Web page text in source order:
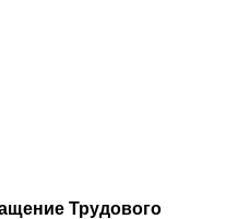
Трудового